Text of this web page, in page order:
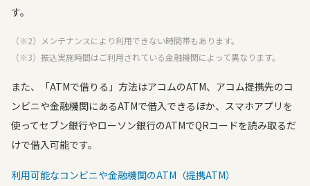
す。
（※2）メンテナンスにより利用できない時間帯もあります。
（※3）振込実施時間はご利用されている金融機関によって異なります。
また、「ATMで借りる」方法はアコムのATM、アコム提携先のコ
ンビニや金融機関にあるATMで借入できるほか、スマホアプリを
使ってセブン銀行やローソン銀行のATMでQRコードを読み取るだ
けで借入可能です。
利用可能なコンビニや金融機関のATM（提携ATM）